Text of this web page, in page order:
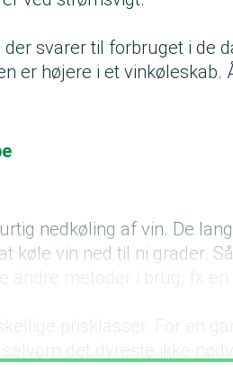
svarer til forbruget i de
er højere i et vinkøleskab.
nedkøling af vin. De
køle vin ned til ni grader.
prisklasser. For en
det dyreste ikke